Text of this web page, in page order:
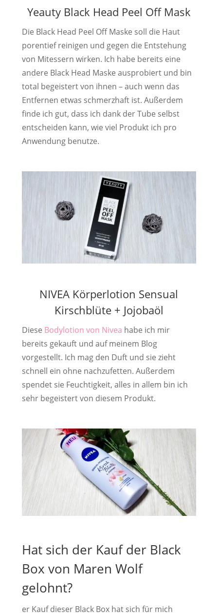
Yeauty Black Head Peel Off Mask
Die Black Head Peel Off Maske soll die Haut
porentief reinigen und gegen die Entstehung
von Mitessern wirken. Ich habe bereits eine
andere Black Head Maske ausprobiert und bin
total begeistert von ihnen – auch wenn das
Entfernen etwas schmerzhaft ist. Außerdem
finde ich gut, dass ich dank der Tube selbst
entscheiden kann, wie viel Produkt ich pro
Anwendung benutze.
NIVEA Körperlotion Sensual
Kirschblüte + Jojobaöl
Diese Bodylotion von Nivea habe ich mir
bereits gekauft und auf meinem Blog
vorgestellt. Ich mag den Duft und sie zieht
schnell ein ohne nachzufetten. Außerdem
spendet sie Feuchtigkeit, alles in allem bin ich
sehr begeistert von diesem Produkt.
Hat sich der Kauf der Black
Box von Maren Wolf
gelohnt?
er Kauf dieser Black Box hat sich für mich